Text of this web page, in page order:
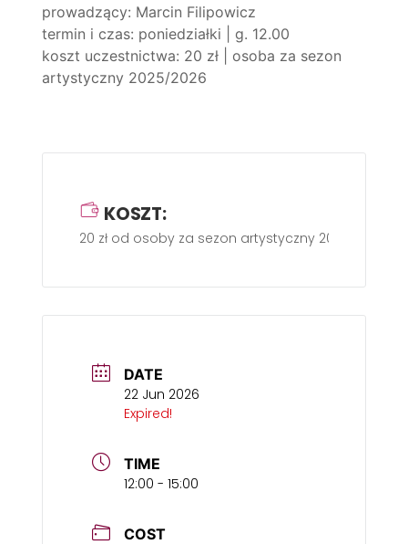
prowadzący: Marcin Filipowicz
termin i czas: poniedziałki | g. 12.00
koszt uczestnictwa: 20 zł | osoba za sezon
artystyczny 2025/2026
KOSZT:
20 zł od osoby za sezon artystyczny 2025/2026
DATE
22 Jun 2026
Expired!
TIME
12:00 - 15:00
COST